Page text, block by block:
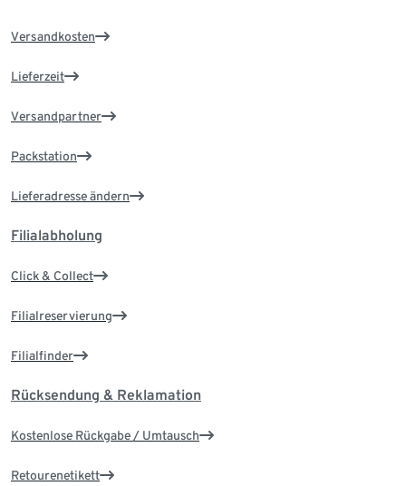
Versandkosten
Lieferzeit
Versandpartner
Packstation
Lieferadresse ändern
Filialabholung
Click & Collect
Filialreservierung
Filialfinder
Rücksendung & Reklamation
Kostenlose Rückgabe / Umtausch
Retourenetikett